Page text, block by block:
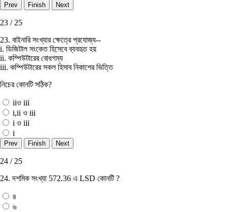
23 / 25
23. বাইনারি সংখ্যার ক্ষেত্রে প্রযােজ্য--
i. ডিজিটাল সংকেত হিসেবে ব্যবহৃত হয়
ii. কম্পিউটারের বােধগম্য
iii. কম্পিউটারের সকল হিসাব নিকাশের ভিত্তি
নিচের কোনটি সঠিক?
iiও iii
i,ii ও iii
i ও iii
i
24 / 25
24. দশমিক সংখ্যা 572.36 এ LSD কোনটি ?
৪
৬